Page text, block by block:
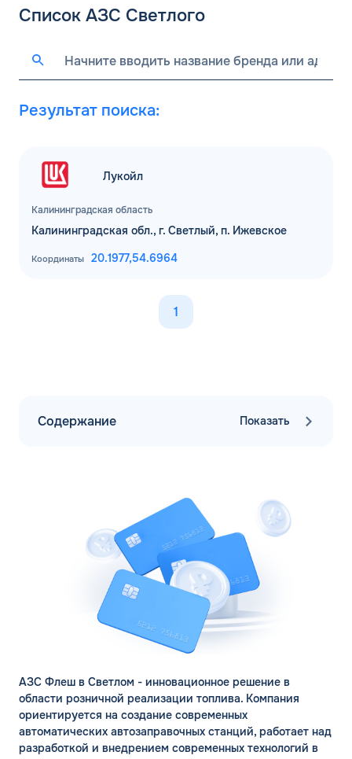
Список АЗС Светлого
Результат поиска:
Калининградская область
Лукойл
Калининградская обл., г. Светлый, п. Ижевское
Координаты 20.1977,54.6964
1
Содержание Показать
АЗС Флеш в Светлом - инновационное решение в
области розничной реализации топлива. Компания
ориентируется на создание современных
автоматических автозаправочных станций, работает над
разработкой и внедрением современных технологий в